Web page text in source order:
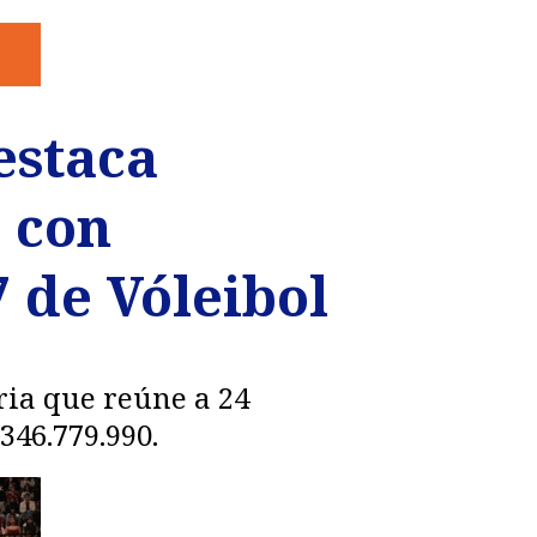
de Vóleibol
que reúne a 24